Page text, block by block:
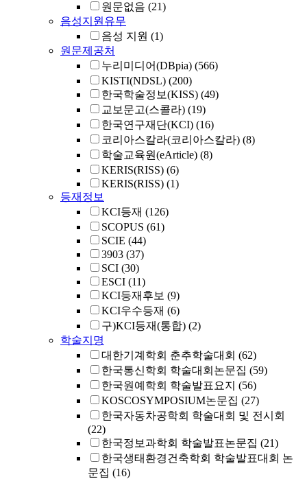
원문없음 (21)
음성지원유무
음성 지원 (1)
원문제공처
누리미디어(DBpia) (566)
KISTI(NDSL) (200)
한국학술정보(KISS) (49)
교보문고(스콜라) (19)
한국연구재단(KCI) (16)
코리아스칼라(코리아스칼라) (8)
학술교육원(eArticle) (8)
KERIS(RISS) (6)
KERIS(RISS) (1)
등재정보
KCI등재 (126)
SCOPUS (61)
SCIE (44)
3903 (37)
SCI (30)
ESCI (11)
KCI등재후보 (9)
KCI우수등재 (6)
구)KCI등재(통합) (2)
학술지명
대한기계학회 춘추학술대회 (62)
한국통신학회 학술대회논문집 (59)
한국원예학회 학술발표요지 (56)
KOSCOSYMPOSIUM논문집 (27)
한국자동차공학회 학술대회 및 전시회
(22)
한국정보과학회 학술발표논문집 (21)
한국생태환경건축학회 학술발표대회 논
문집 (16)